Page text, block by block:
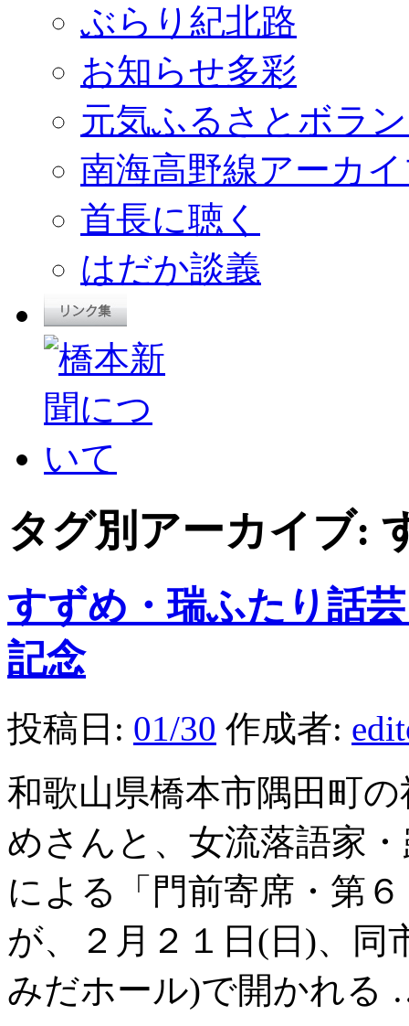
ぶらり紀北路
お知らせ多彩
元気ふるさとボラ
南海高野線アーカ
首長に聴く
はだか談義
タグ別アーカイブ:
すずめ・瑞ふたり話
記念
投稿日: 01/30 作成者:
和歌山県橋本市隅田町
めさんと、女流落語家
による「門前寄席・第
が、２月２１日(日)、同
みだホール)で開かれ